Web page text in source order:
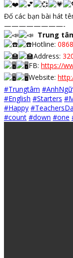
Đố các bạn bài hát
————————-
Trung
Hotline:
Address:
FB: https://
Website:
#Trungtâm #AnhNgữ
#English #Starters
#Happy
#count #down #one